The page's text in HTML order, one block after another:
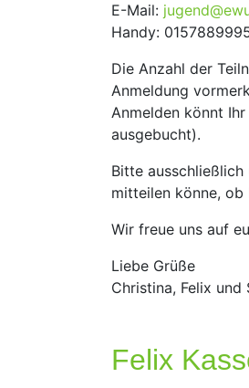
E-Mail:
Handy:
Die Anzahl der
Anmeldung
Anmelden könnt
ausgebucht).
Bitte
mitteilen könne,
Wir freue uns auf
Liebe Grüße
Christina, Felix und
Felix